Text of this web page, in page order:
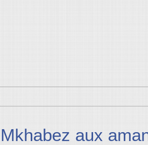
Mkhabez aux